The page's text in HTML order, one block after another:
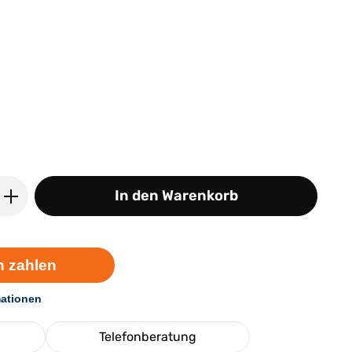
den gewünschten Wert ein oder
In den Warenkorb
Telefonberatung